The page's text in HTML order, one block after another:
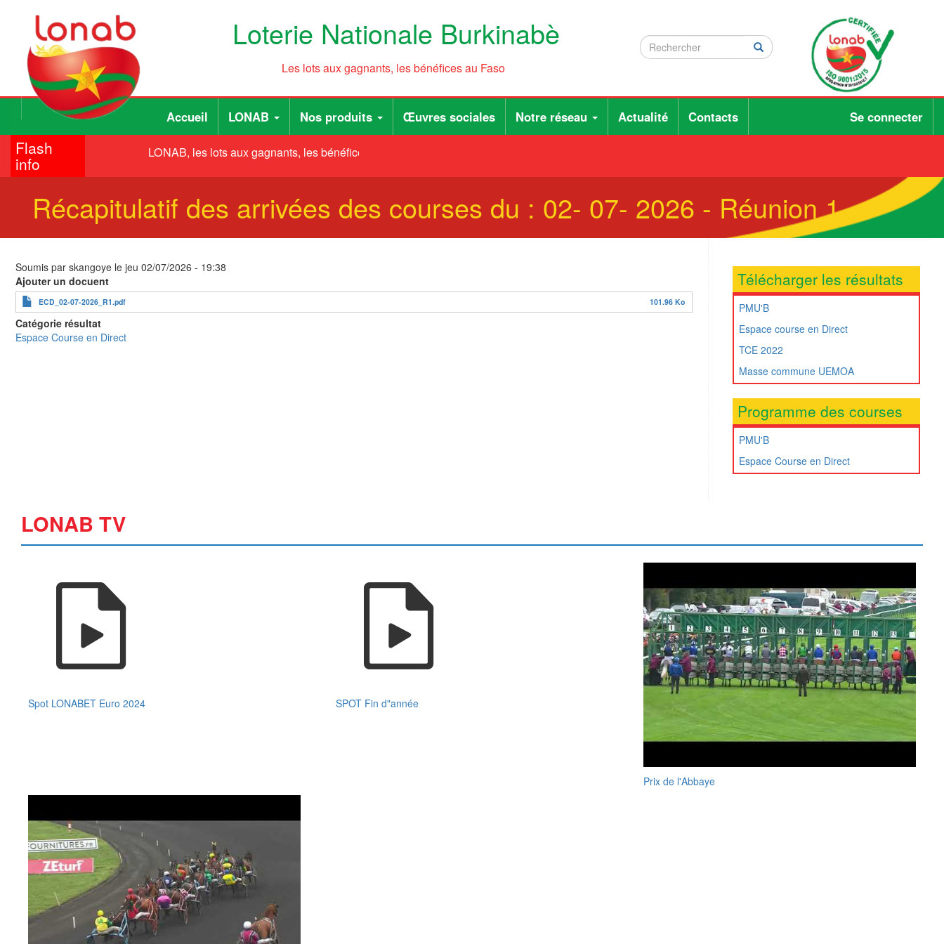
principal
Loterie Nationale Burkinabè
Les lots aux gagnants, les bénéfices au Faso Rechercher
Rechercher Rechercher
Main
navigation
Accueil LONAB Nos produits Œuvres sociales Notre réseau Actualité Contacts
User
account
menu
Se connecter
Flash
info
LONAB, les lots aux gagnants, les bénéfices au Faso
Récapitulatif des arrivées des courses du : 02- 07- 2026 - Réunion 1
Soumis par skangoye le jeu 02/07/2026 - 19:38
Ajouter un docuent
ECD_02-07-2026_R1.pdf 101.96 Ko
Catégorie résultat
Espace Course en Direct
Télécharger les résultats
PMU'B
Espace course en Direct
TCE 2022
Masse commune UEMOA
Programme des courses
PMU'B
Espace Course en Direct
LONAB TV
Spot LONABET Euro 2024 SPOT Fin d"année
Prix de l'Abbaye